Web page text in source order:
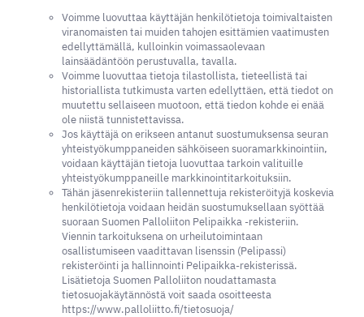
Voimme luovuttaa käyttäjän henkilötietoja toimivaltaisten
viranomaisten tai muiden tahojen esittämien vaatimusten
edellyttämällä, kulloinkin voimassaolevaan
lainsäädäntöön perustuvalla, tavalla.
Voimme luovuttaa tietoja tilastollista, tieteellistä tai
historiallista tutkimusta varten edellyttäen, että tiedot on
muutettu sellaiseen muotoon, että tiedon kohde ei enää
ole niistä tunnistettavissa.
Jos käyttäjä on erikseen antanut suostumuksensa seuran
yhteistyökumppaneiden sähköiseen suoramarkkinointiin,
voidaan käyttäjän tietoja luovuttaa tarkoin valituille
yhteistyökumppaneille markkinointitarkoituksiin.
Tähän jäsenrekisteriin tallennettuja rekisteröityjä koskevia
henkilötietoja voidaan heidän suostumuksellaan syöttää
suoraan Suomen Palloliiton Pelipaikka -rekisteriin.
Viennin tarkoituksena on urheilutoimintaan
osallistumiseen vaadittavan lisenssin (Pelipassi)
rekisteröinti ja hallinnointi Pelipaikka-rekisterissä.
Lisätietoja Suomen Palloliiton noudattamasta
tietosuojakäytännöstä voit saada osoitteesta
https://www.palloliitto.fi/tietosuoja/